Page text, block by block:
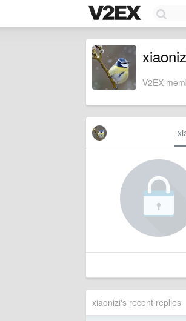
V2EX
xiaonizi's recent replies